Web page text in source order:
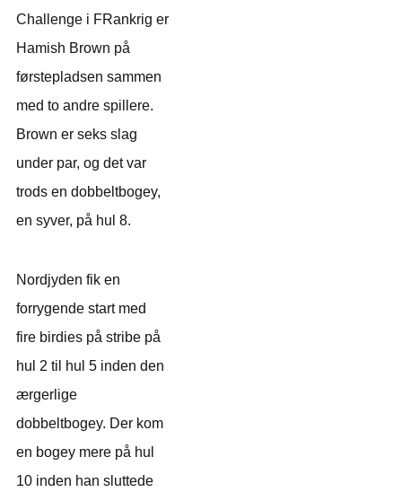
Challenge i FRankrig er
Hamish Brown på
førstepladsen sammen
med to andre spillere.
Brown er seks slag
under par, og det var
trods en dobbeltbogey,
en syver, på hul 8.
Nordjyden fik en
forrygende start med
fire birdies på stribe på
hul 2 til hul 5 inden den
ærgerlige
dobbeltbogey. Der kom
en bogey mere på hul
10 inden han sluttede